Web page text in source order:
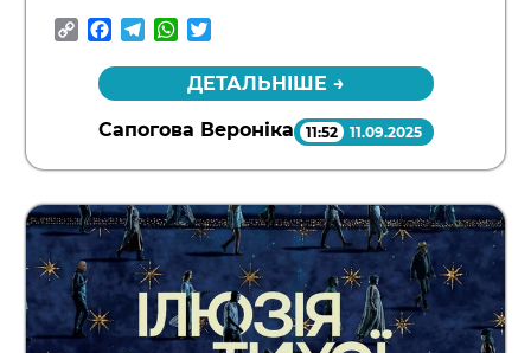
CopyFacebook
TelegramWhatsApp
ДЕТАЛЬНІШЕ →
Сапогова Вероніка 11:52 11.09.2025